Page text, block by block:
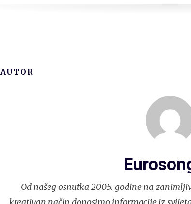
AUTOR
Od našeg osnutka 2005. godine na